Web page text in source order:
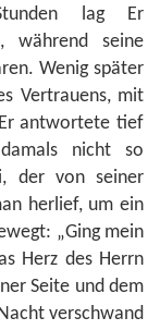
lag Er
während seine
Wenig später
Vertrauens, mit
antwortete tief
nicht so
der von seiner
herlief, um ein
„Ging mein
Herz des Herrn
Seite und dem
verschwand